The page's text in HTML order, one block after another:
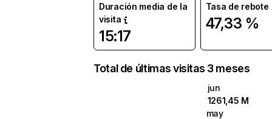
Duración media de la
visita
15:17
Tasa de rebote
47,33 %
Total de últimas visitas 3 meses
jun
1261,45 M
may